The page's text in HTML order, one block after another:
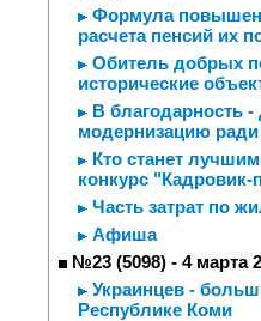
Формула
расчета пенсий их
Обитель добрых
исторические
В благодарность
модернизацию ради
Кто станет
конкурс
Часть затрат по
Афиша
№23 (5098) - 4 марта
Украинцев -
Республике Коми